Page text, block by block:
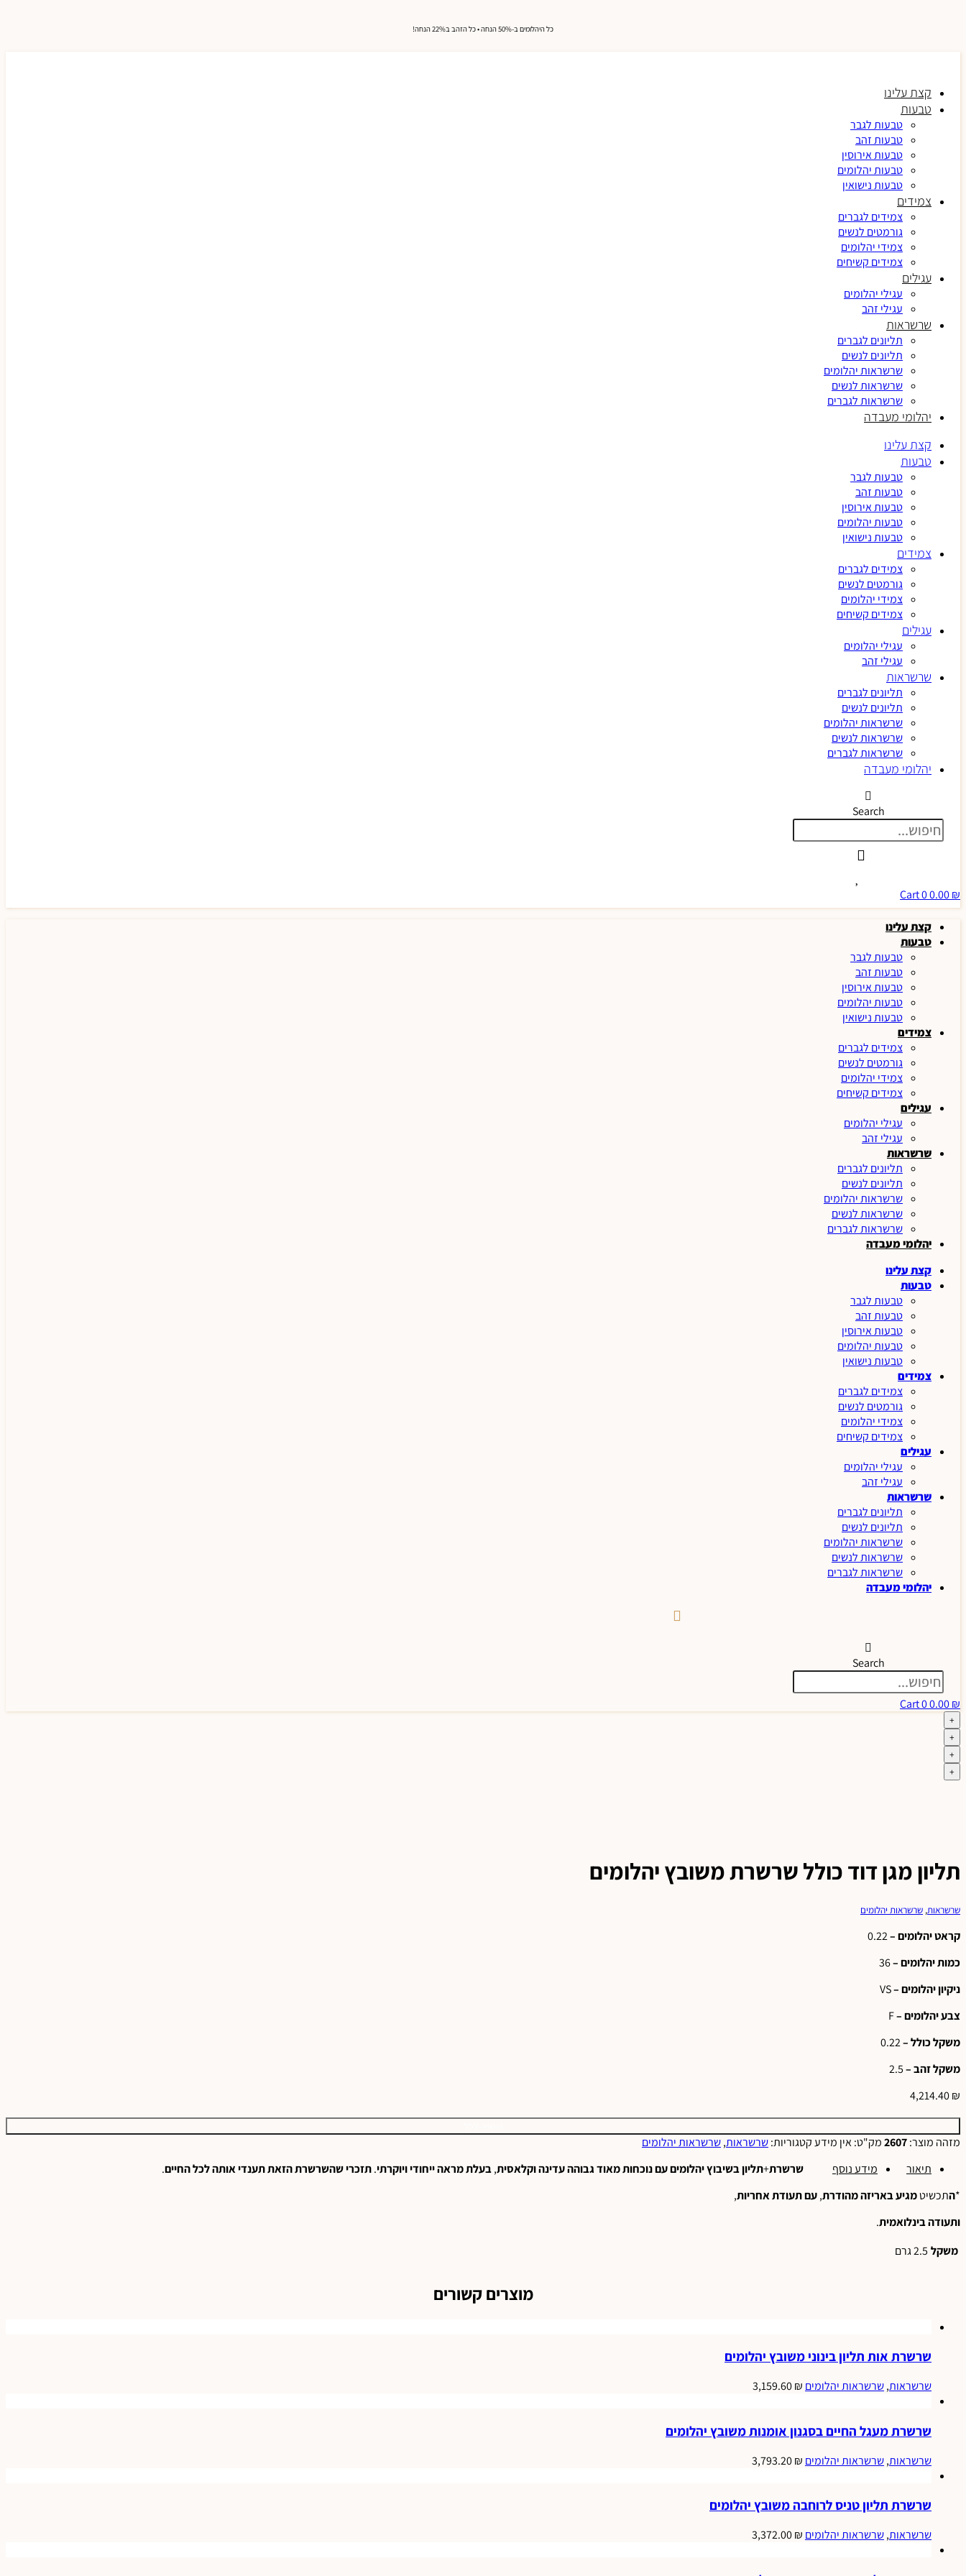
כל היהלומים ב-50% הנחה • כל הזהב ב22% הנחה!
קצת עלינו
טבעות
טבעות לגבר
טבעות זהב
טבעות אירוסין
טבעות יהלומים
טבעות נישואין
צמידים
צמידים לגברים
גורמטים לנשים
צמידי יהלומים
צמידים קשיחים
עגילים
עגילי יהלומים
עגילי זהב
שרשראות
תליונים לגברים
תליונים לנשים
שרשראות יהלומים
שרשראות לנשים
שרשראות לגברים
יהלומי מעבדה
קצת עלינו
טבעות
טבעות לגבר
טבעות זהב
טבעות אירוסין
טבעות יהלומים
טבעות נישואין
צמידים
צמידים לגברים
גורמטים לנשים
צמידי יהלומים
צמידים קשיחים
עגילים
עגילי יהלומים
עגילי זהב
שרשראות
תליונים לגברים
תליונים לנשים
שרשראות יהלומים
שרשראות לנשים
שרשראות לגברים
יהלומי מעבדה
Search
0.00₪
0
Cart
קצת עלינו
טבעות
טבעות לגבר
טבעות זהב
טבעות אירוסין
טבעות יהלומים
טבעות נישואין
צמידים
צמידים לגברים
גורמטים לנשים
צמידי יהלומים
צמידים קשיחים
עגילים
עגילי יהלומים
עגילי זהב
שרשראות
תליונים לגברים
תליונים לנשים
שרשראות יהלומים
שרשראות לנשים
שרשראות לגברים
יהלומי מעבדה
קצת עלינו
טבעות
טבעות לגבר
טבעות זהב
טבעות אירוסין
טבעות יהלומים
טבעות נישואין
צמידים
צמידים לגברים
גורמטים לנשים
צמידי יהלומים
צמידים קשיחים
עגילים
עגילי יהלומים
עגילי זהב
שרשראות
תליונים לגברים
תליונים לנשים
שרשראות יהלומים
שרשראות לנשים
שרשראות לגברים
יהלומי מעבדה
Search
0.00₪
0
Cart
+
+
+
+
תליון מגן דוד כולל שרשרת משובץ יהלומים
שרשראות, שרשראות יהלומים
קראט יהלומים –0.22
כמות יהלומים –36
ניקיון יהלומים –VS
צבע יהלומים –F
משקל כולל –0.22
משקל זהב –2.5
4,214.40₪
מזהה מוצר:2607מק"ט:אין מידעקטגוריות:שרשראות,שרשראות יהלומים
תיאור
מידע נוסף שרשרת+תליוןבשיבוץיהלומיםעםנוכחותמאודגבוההעדינהוקלאסית,בעלתמראהייחודיויוקרתי.תזכרישהשרשרתהזאתתענדיאותהלכלהחיים.
*התכשיטמגיעבאריזהמהודרת,עםתעודתאחריות,
ותעודהבינלואמית.
משקל 2.5 גרם
מוצרים קשורים
שרשרת אות תליון בינוני משובץ יהלומים
שרשראות,שרשראות יהלומים למוצר
מספר
ניתן
האפשרויות
המוצר
3,159.60₪
שרשרת מעגל החיים בסגנון אומנות משובץ יהלומים
שרשראות,שרשראות יהלומים למוצר
מספר
ניתן
3,793.20₪
שרשרת תליון טניס לרוחבה משובץ יהלומים
שרשראות,שרשראות יהלומים למוצר
3,372.00₪